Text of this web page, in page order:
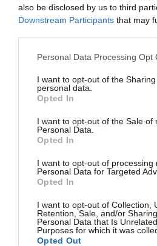
also be disclosed by us to third
Downstream Participants that may
Personal Data Processing Opt
I want to opt-out of the
personal data.
Opted In
I want to opt-out of the Sale of
Personal Data.
Opted In
I want to opt-out of processing
Personal Data for Targeted
Opted In
I want to opt-out of Collection,
Retention, Sale, and/or
Personal Data that Is
Purposes for which it was
Opted Out
سلسلة من الشروط للعلامات
أو المستخدمين المشهورين لتجنب
بمجرد رفع الدعوى على
بعد أن تكون ضحية انتحال الهوية على Instagram وتقديم الشكوى.
التواصل الاجتماعي على طلبك
. لتوليد المزيد من الضغط .
الإبلاغ أيضًا عن ما سبق
بشكل دائم.